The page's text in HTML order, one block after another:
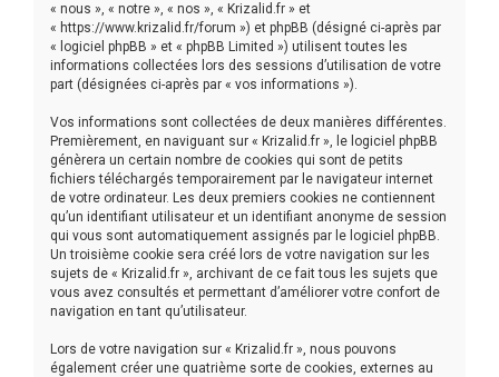
« nous », « notre », « nos », « Krizalid.fr » et
« https://www.krizalid.fr/forum ») et phpBB (désigné ci-après par
« logiciel phpBB » et « phpBB Limited ») utilisent toutes les
informations collectées lors des sessions d’utilisation de votre
part (désignées ci-après par « vos informations »).
Vos informations sont collectées de deux manières différentes.
Premièrement, en naviguant sur « Krizalid.fr », le logiciel phpBB
génèrera un certain nombre de cookies qui sont de petits
fichiers téléchargés temporairement par le navigateur internet
de votre ordinateur. Les deux premiers cookies ne contiennent
qu’un identifiant utilisateur et un identifiant anonyme de session
qui vous sont automatiquement assignés par le logiciel phpBB.
Un troisième cookie sera créé lors de votre navigation sur les
sujets de « Krizalid.fr », archivant de ce fait tous les sujets que
vous avez consultés et permettant d’améliorer votre confort de
navigation en tant qu’utilisateur.
Lors de votre navigation sur « Krizalid.fr », nous pouvons
également créer une quatrième sorte de cookies, externes au